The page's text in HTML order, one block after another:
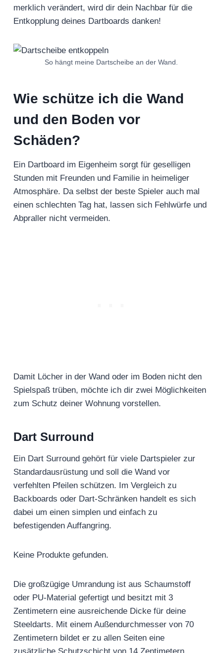
merklich verändert, wird dir dein Nachbar für die
Entkopplung deines Dartboards danken!
So hängt meine Dartscheibe an der Wand.
Wie schütze ich die Wand
und den Boden vor
Schäden?
Ein Dartboard im Eigenheim sorgt für geselligen
Stunden mit Freunden und Familie in heimeliger
Atmosphäre. Da selbst der beste Spieler auch mal
einen schlechten Tag hat, lassen sich Fehlwürfe und
Abpraller nicht vermeiden.
Damit Löcher in der Wand oder im Boden nicht den
Spielspaß trüben, möchte ich dir zwei Möglichkeiten
zum Schutz deiner Wohnung vorstellen.
Dart Surround
Ein Dart Surround gehört für viele Dartspieler zur
Standardausrüstung und soll die Wand vor
verfehlten Pfeilen schützen. Im Vergleich zu
Backboards oder Dart-Schränken handelt es sich
dabei um einen simplen und einfach zu
befestigenden Auffangring.
Keine Produkte gefunden.
Die großzügige Umrandung ist aus Schaumstoff
oder PU-Material gefertigt und besitzt mit 3
Zentimetern eine ausreichende Dicke für deine
Steeldarts. Mit einem Außendurchmesser von 70
Zentimetern bildet er zu allen Seiten eine